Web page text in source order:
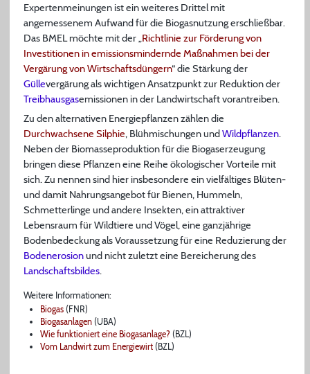
Expertenmeinungen ist ein weiteres Drittel mit
angemessenem Aufwand für die Biogasnutzung erschließbar.
Das BMEL möchte mit der „Richtlinie zur Förderung von
Investitionen in emissionsmindernde Maßnahmen bei der
Vergärung von Wirtschaftsdüngern“ die Stärkung der
Güllevergärung als wichtigen Ansatzpunkt zur Reduktion der
Treibhausgasemissionen in der Landwirtschaft vorantreiben.
Zu den alternativen Energiepflanzen zählen die
Durchwachsene Silphie, Blühmischungen undWildpflanzen.
Neben der Biomasseproduktion für die Biogaserzeugung
bringen diese Pflanzen eine Reihe ökologischer Vorteile mit
sich. Zu nennen sind hier insbesondere ein vielfältiges Blüten-
und damit Nahrungsangebot für Bienen, Hummeln,
Schmetterlinge und andere Insekten, ein attraktiver
Lebensraum für Wildtiere und Vögel, eine ganzjährige
Bodenbedeckung als Voraussetzung für eine Reduzierung der
Bodenerosionund nicht zuletzt eine Bereicherung des
Landschaftsbildes.
Weitere Informationen:
Biogas (FNR)
Biogasanlagen (UBA)
Wie funktioniert eine Biogasanlage? (BZL)
Vom Landwirt zum Energiewirt (BZL)